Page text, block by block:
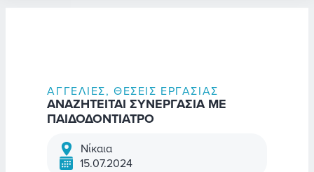
ΑΓΓΕΛΊΕΣ,ΘΈΣΕΙΣ ΕΡΓΑΣΊΑΣ
ΑΝΑΖΗΤΕΙΤΑΙ ΣΥΝΕΡΓΑΣΙΑ ΜΕ
ΠΑΙΔΟΔΟΝΤΙΑΤΡΟ
Νίκαια
15.07.2024